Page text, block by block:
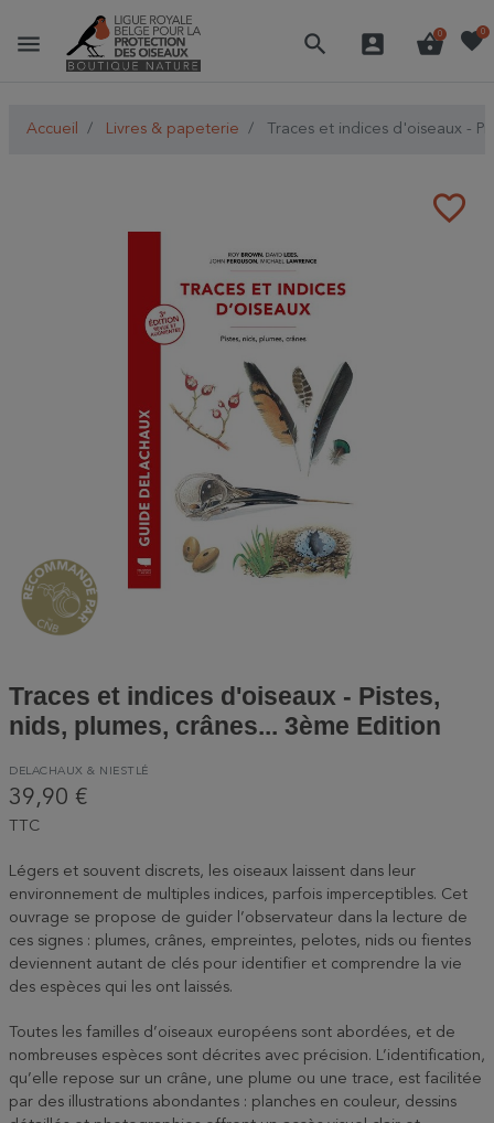
menu search account_box shopping_basket
0 favorite0
Accueil Livres & papeterie Traces et indices d'oiseaux -
favorite_border
Traces et indices d'oiseaux - Pistes,
nids, plumes, crânes... 3ème Edition
DELACHAUX & NIESTLÉ
39,90 €
TTC
Légers et souvent discrets, les oiseaux laissent dans leur
environnement de multiples indices, parfois imperceptibles. Cet
ouvrage se propose de guider l’observateur dans la lecture de
ces signes : plumes, crânes, empreintes, pelotes, nids ou fientes
deviennent autant de clés pour identifier et comprendre la vie
des espèces qui les ont laissés.
Toutes les familles d’oiseaux européens sont abordées, et de
nombreuses espèces sont décrites avec précision. L’identification,
qu’elle repose sur un crâne, une plume ou une trace, est facilitée
par des illustrations abondantes : planches en couleur, dessins